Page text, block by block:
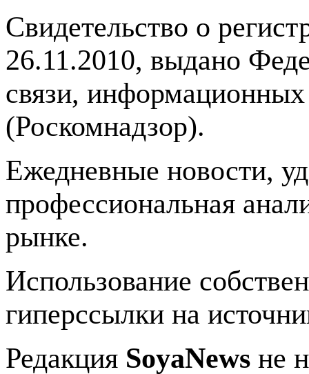
Свидетельство о
26.11.2010, выдано
связи,
(Роскомнадзор).
Ежедневные новости,
профессиональная
рынке.
Использование
гиперссылки на
Редакция SoyaNews не